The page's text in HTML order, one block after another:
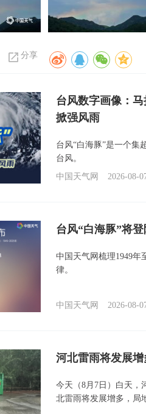
分享
台风数字画像：
掀强风雨
台风“白海豚”是一个集
台风。
中国天气网
2026-08-
台风“白海豚”将
中国天气网梳理1949年
律。
中国天气网 2026-08-
河北雷雨将发展
今天（8月7日）白天，
北雷雨将发展增多，局